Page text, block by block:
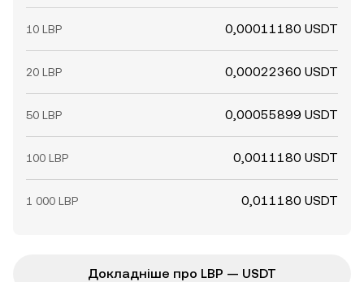
10 LBP 0,00011180 USDT
20 LBP 0,00022360 USDT
50 LBP 0,00055899 USDT
100 LBP 0,0011180 USDT
1 000 LBP 0,011180 USDT
Докладніше про LBP — USDT